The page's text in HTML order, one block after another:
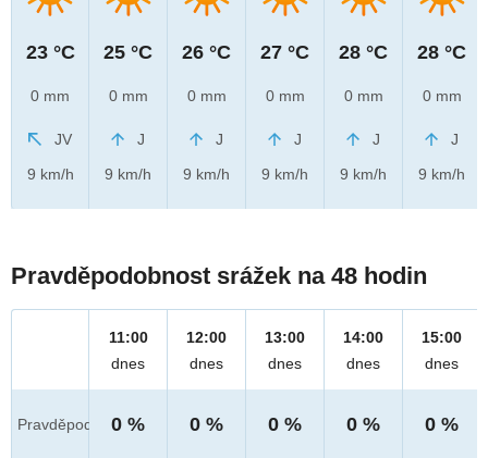
23 °C
0 mm
JV
9 km/h
25 °C
0 mm
J
9 km/h
26 °C
0 mm
J
9 km/h
27 °C
0 mm
J
9 km/h
28 °C
0 mm
J
9 km/h
28 °C
0 mm
J
9 km/h
Pravděpodobnost srážek na 48 hodin
Pravděpod.
11:00
dnes
0 %
12:00
dnes
0 %
13:00
dnes
0 %
14:00
dnes
0 %
15:00
dnes
0 %